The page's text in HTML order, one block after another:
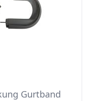
Gurtband